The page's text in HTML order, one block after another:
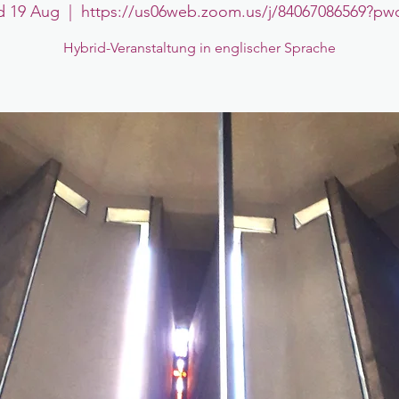
19 Aug https://us06web.zoom.us/j/
Hybrid-Veranstaltung in englischer Sprache